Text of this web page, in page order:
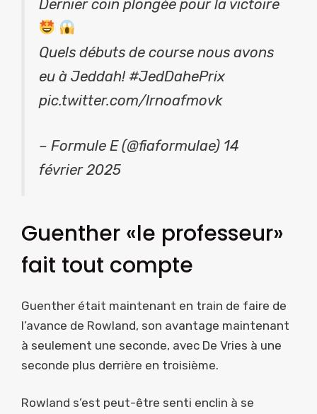
Dernier coin plongée pour la victoire
Quels débuts de course nous avons
eu à Jeddah! #JedDahePrix
pic.twitter.com/lrnoafmovk
– Formule E (@fiaformulae) 14
février 2025
Guenther «le professeur»
fait tout compte
Guenther était maintenant en train de faire de
l’avance de Rowland, son avantage maintenant
à seulement une seconde, avec De Vries à une
seconde plus derrière en troisième.
Rowland s’est peut-être senti enclin à se